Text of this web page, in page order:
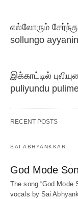
எல்லோரும்
sollungo
இக்காட்டில்
puliyundu
RECENT POSTS
SAI ABHYANKKAR
God Mode
The song “God Mode
vocals by Sai